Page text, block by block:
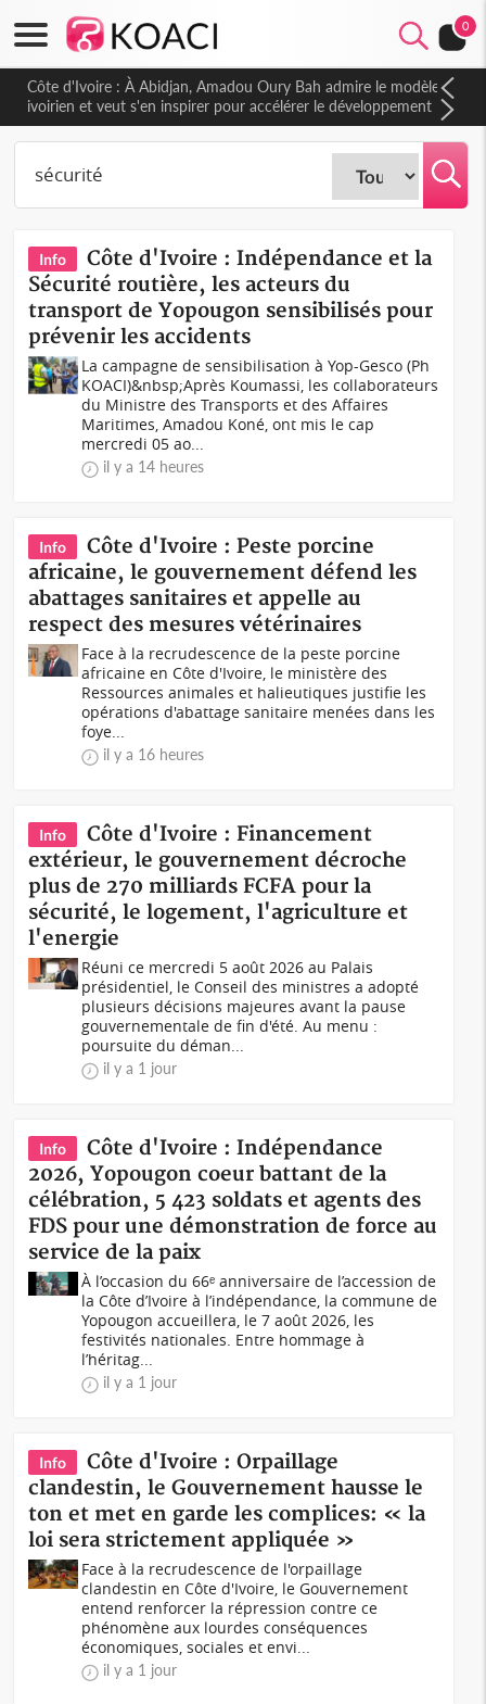
0
Côte d'Ivoire : À Abidjan, Amadou Oury Bah admire le modèle
ivoirien et veut s'en inspirer pour accélérer le développement
de la Guinée
Info
Côte d'Ivoire : Indépendance et la
Sécurité routière, les acteurs du
transport de Yopougon sensibilisés pour
prévenir les accidents
La campagne de sensibilisation à Yop-Gesco (Ph
KOACI)&nbsp;Après Koumassi, les collaborateurs
du Ministre des Transports et des Affaires
Maritimes, Amadou Koné, ont mis le cap
mercredi 05 ao...
il y a 14 heures
Info
Côte d'Ivoire : Peste porcine
africaine, le gouvernement défend les
abattages sanitaires et appelle au
respect des mesures vétérinaires
Face à la recrudescence de la peste porcine
africaine en Côte d'Ivoire, le ministère des
Ressources animales et halieutiques justifie les
opérations d'abattage sanitaire menées dans les
foye...
il y a 16 heures
Info
Côte d'Ivoire : Financement
extérieur, le gouvernement décroche
plus de 270 milliards FCFA pour la
sécurité, le logement, l'agriculture et
l'energie
Réuni ce mercredi 5 août 2026 au Palais
présidentiel, le Conseil des ministres a adopté
plusieurs décisions majeures avant la pause
gouvernementale de fin d'été. Au menu :
poursuite du déman...
il y a 1 jour
Info
Côte d'Ivoire : Indépendance
2026, Yopougon coeur battant de la
célébration, 5 423 soldats et agents des
FDS pour une démonstration de force au
service de la paix
À l’occasion du 66ᵉ anniversaire de l’accession de
la Côte d’Ivoire à l’indépendance, la commune de
Yopougon accueillera, le 7 août 2026, les
festivités nationales. Entre hommage à
l’héritag...
il y a 1 jour
Info
Côte d'Ivoire : Orpaillage
clandestin, le Gouvernement hausse le
ton et met en garde les complices: « la
loi sera strictement appliquée »
Face à la recrudescence de l'orpaillage
clandestin en Côte d'Ivoire, le Gouvernement
entend renforcer la répression contre ce
phénomène aux lourdes conséquences
économiques, sociales et envi...
il y a 1 jour